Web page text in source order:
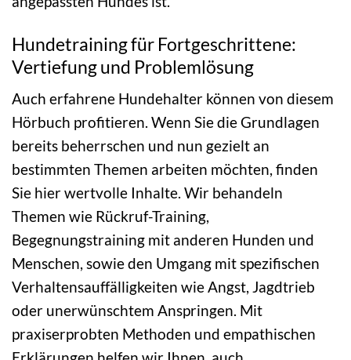
Hundetraining für Fortgeschrittene:
Vertiefung und Problemlösung
Auch erfahrene Hundehalter können von diesem
Hörbuch profitieren. Wenn Sie die Grundlagen
bereits beherrschen und nun gezielt an
bestimmten Themen arbeiten möchten, finden
Sie hier wertvolle Inhalte. Wir behandeln
Themen wie Rückruf-Training,
Begegnungstraining mit anderen Hunden und
Menschen, sowie den Umgang mit spezifischen
Verhaltensauffälligkeiten wie Angst, Jagdtrieb
oder unerwünschtem Anspringen. Mit
praxiserprobten Methoden und empathischen